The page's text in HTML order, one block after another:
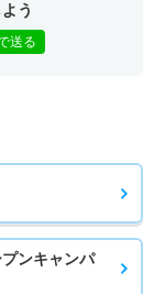
う
送る
ンキャンパ